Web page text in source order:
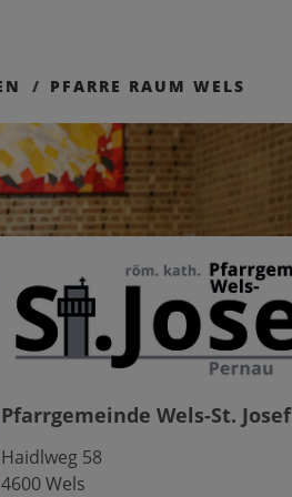
PFARRE RAUM WELS
Pfarrgemeinde Wels-St. Josef
Haidlweg 58
4600 Wels